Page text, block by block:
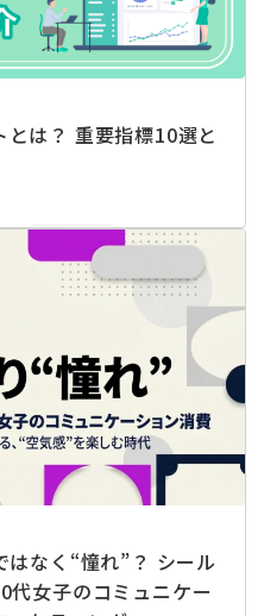
は？ 重要指標10選と
はなく“憧れ”？ シール
代女子のコミュニケー